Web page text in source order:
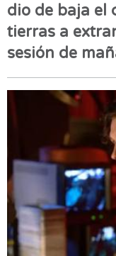
dio de baja el
tierras a
sesión de